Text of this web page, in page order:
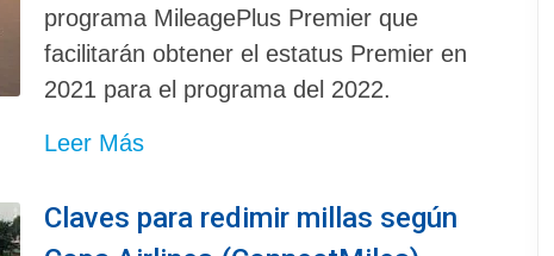
programa MileagePlus Premier que
facilitarán obtener el estatus Premier en
2021 para el programa del 2022.
Leer Más
Claves para redimir millas según